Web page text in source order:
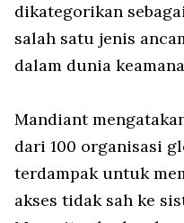
dikategorikan
salah satu jenis
dalam dunia
Mandiant
dari 100 organisasi
terdampak untuk
akses tidak sah ke